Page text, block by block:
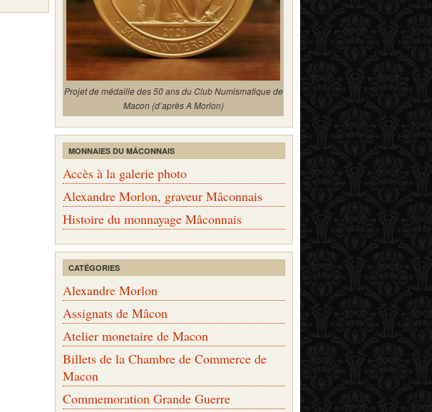
Projet de médaille des 50 ans du Club Numismatique de
Macon (d’après A Morlon)
MONNAIES DU MÂCONNAIS
Accès à la galerie photo
Alexandre Morlon, graveur Mâconnais
Histoire du monnayage Mâconnais
CATÉGORIES
Alexandre Morlon
Assignats de Mâcon
Atelier monetaire de Macon
Billets de la Chambre de Commerce de
Macon
Commemoration Grande Guerre